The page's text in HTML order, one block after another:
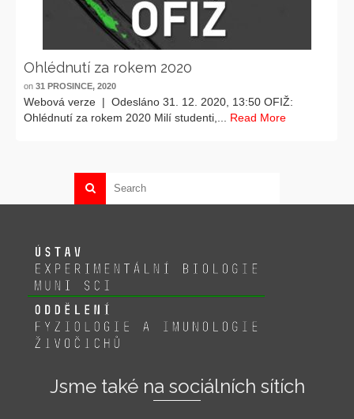
Ohlédnutí za rokem 2020
on 31 PROSINCE, 2020
Webová verze | Odesláno 31. 12. 2020, 13:50 OFIŽ:
Ohlédnutí za rokem 2020 Milí studenti,... Read More
Jsme také na sociálních sítích